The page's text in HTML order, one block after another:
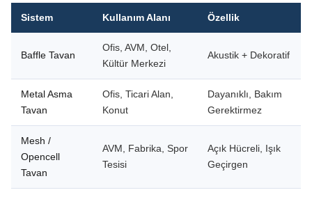
Sistem Kullanım Alanı Özellik
Baffle Tavan
Ofis, AVM, Otel,
Kültür Merkezi
Akustik + Dekoratif
Metal Asma
Tavan
Ofis, Ticari Alan,
Konut
Dayanıklı, Bakım
Gerektirmez
Mesh /
Opencell
Tavan
AVM, Fabrika, Spor
Tesisi
Açık Hücreli, Işık
Geçirgen